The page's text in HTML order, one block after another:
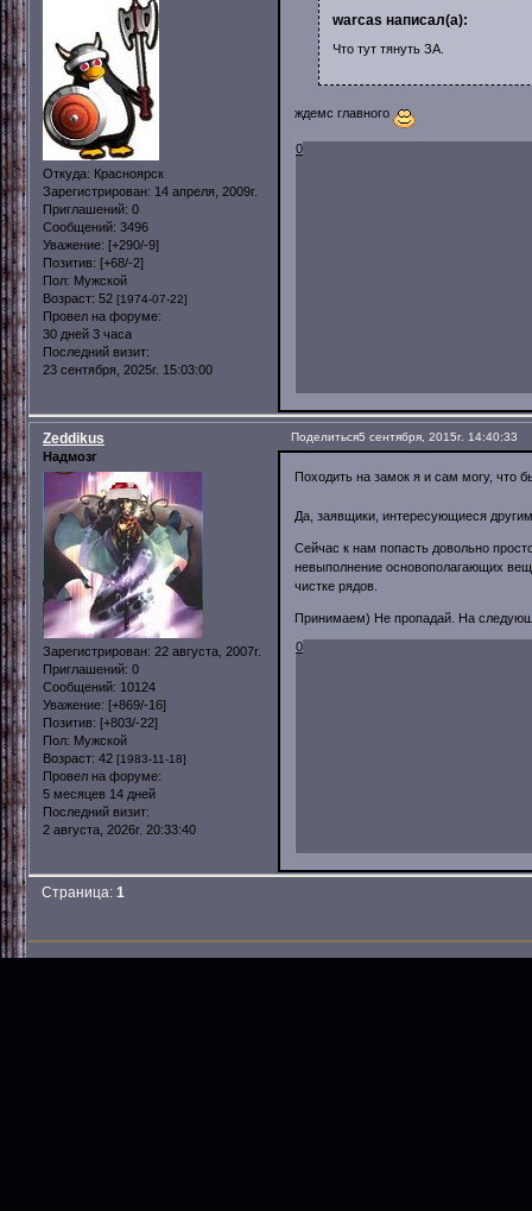
Откуда: Красноярск
Зарегистрирован: 14 апреля, 2009г.
Приглашений: 0
Сообщений: 3496
Уважение: [+290/-9]
Позитив: [+68/-2]
Пол: Мужской
Возраст: 52 [1974-07-22]
Провел на форуме:
30 дней 3 часа
Последний визит:
23 сентября, 2025г. 15:03:00
warcas написал(а):
Что тут тянуть ЗА.
ждемс главного
0
Поделиться5 сентября, 2015г. 14:40:33
Zeddikus
Надмозг
Зарегистрирован: 22 августа, 2007г.
Приглашений: 0
Сообщений: 10124
Уважение: [+869/-16]
Позитив: [+803/-22]
Пол: Мужской
Возраст: 42 [1983-11-18]
Провел на форуме:
5 месяцев 14 дней
Последний визит:
2 августа, 2026г. 20:33:40
Походить на замок я и сам могу, что
Да, заявщики, интересующиеся
Сейчас к нам попасть довольно
невыполнение основополагающих
чистке рядов.
Принимаем) Не пропадай. На
0
Страница:1